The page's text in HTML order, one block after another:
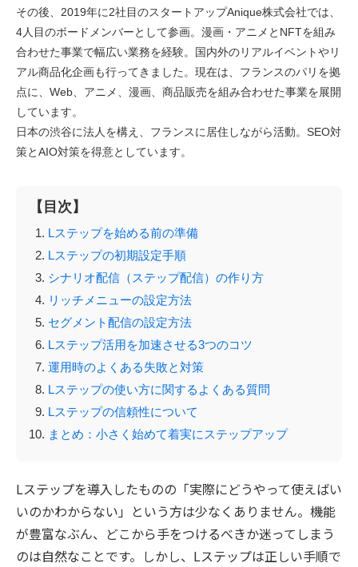
その後、2019年に2社目のスタートアップAnique株式会社では、
4人目のボードメンバーとして参画。漫画・アニメとNFTを組み
合わせた事業で幅広い業務を経験。国内外のリアルイベントやリ
アル商品化企画も行ってきました。現在は、フランスのパリを拠
点に、Web、アニメ、漫画、商品販売を組み合わせた事業を展開
しています。
日本の渋谷に法人を構え、フランスに居住しながら活動。SEO対
策とAIO対策を得意としています。
【目次】
Lステップを始める前の準備
Lステップの初期設定手順
シナリオ配信（ステップ配信）の作り方
リッチメニューの設定方法
セグメント配信の設定方法
Lステップ活用を加速させる3つのコツ
運用時のよくある失敗と対策
Lステップの使い方に関するよくある質問
Lステップの信頼性について
まとめ：小さく始めて着実にステップアップ
Lステップを導入したものの「実際にどうやって使えばい
いのかわからない」という方は少なくありません。機能
が豊富なぶん、どこから手をつけるべきか迷ってしまう
のは自然なことです。しかし、Lステップは正しい手順で